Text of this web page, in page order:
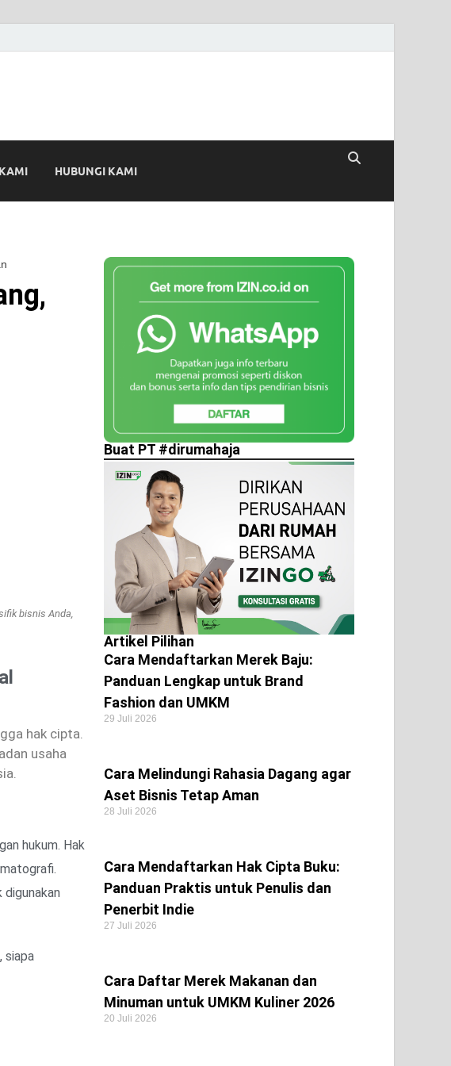
HUBUNGI KAMI
bisnis Anda,
hak cipta.
usaha
hukum. Hak
siapa
Buat PT #dirumahaja
Artikel Pilihan
Cara Mendaftarkan Merek Baju:
Panduan Lengkap untuk Brand
Fashion dan UMKM
29 Juli 2026
Cara Melindungi Rahasia Dagang agar
Aset Bisnis Tetap Aman
28 Juli 2026
Cara Mendaftarkan Hak Cipta Buku:
Panduan Praktis untuk Penulis dan
Penerbit Indie
27 Juli 2026
Cara Daftar Merek Makanan dan
Minuman untuk UMKM Kuliner 2026
20 Juli 2026